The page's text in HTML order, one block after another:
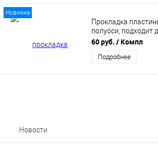
Новинка
Прокладка
полуоси, подходит
21214 (21210-
60 руб. / Компл
Подробнее
Новости